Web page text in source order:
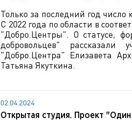
Только за последний год
С 2022 года по области в
"Добро.Центры". О статусе,
добровольцев"
"Добро.Центра" Елизавета
Татьяна Якуткина.
02.04.2024
Открытая студия. Проект